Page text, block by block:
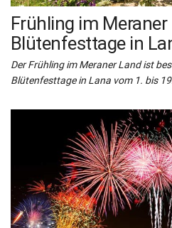
Frühling im Meraner
Blütenfesttage in
Der Frühling im Meraner Land ist
Blütenfesttage in Lana vom 1. bis